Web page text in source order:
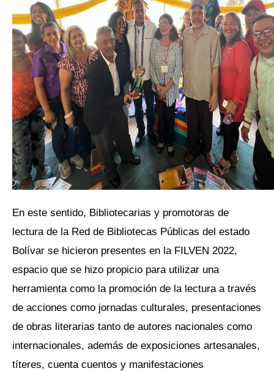
En este sentido, Bibliotecarias y promotoras de
lectura de la Red de Bibliotecas Públicas del estado
Bolívar se hicieron presentes en la FILVEN 2022,
espacio que se hizo propicio para utilizar una
herramienta como la promoción de la lectura a través
de acciones como jornadas culturales, presentaciones
de obras literarias tanto de autores nacionales como
internacionales, además de exposiciones artesanales,
títeres, cuenta cuentos y manifestaciones